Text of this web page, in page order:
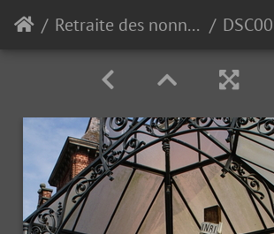
Retraite des nonnettes de Polleur 2018